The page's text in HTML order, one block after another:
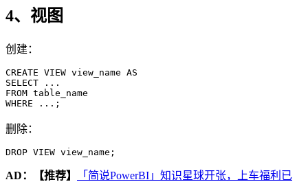
4、视图
创建：
CREATE VIEW view_name AS
SELECT ...
FROM table_name
WHERE ...;
删除：
DROP VIEW view_name;
AD： 【推荐】
「简说PowerBI」知识星球开张，上车福利已